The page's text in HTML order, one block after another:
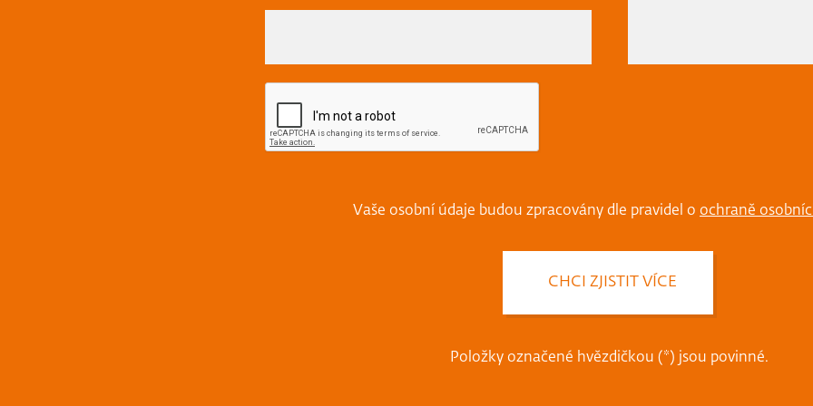
Vaše osobní údaje budou zpracovány dle pravidel o ochraně
Položky označené hvězdičkou (*) jsou povinné.